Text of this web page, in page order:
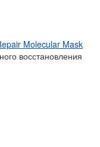
Molecular Mask
восстановления